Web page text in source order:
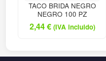
TACO BRIDA NEGRO
NEGRO 100 PZ
2,44€ (IVA incluido)